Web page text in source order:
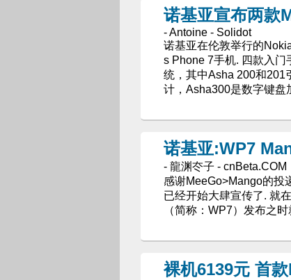
诺基亚宣布两款
- Antoine - Solidot
诺基亚在伦敦举行的
s Phone 7手机. 四款入
统，其中Asha 200和201
计，Asha300是数字键盘
诺基亚:WP7
- 龍渊冭子 - cnBeta.COM
感谢MeeGo>Mango的投
已经开始大肆宣传了. 就
（简称：WP7）发布之
裸机6139元 首